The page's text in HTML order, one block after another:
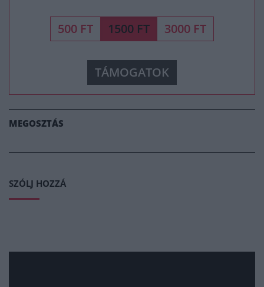
500 FT 1500 FT 3000 FT
TÁMOGATOK
MEGOSZTÁS
SZÓLJ HOZZÁ